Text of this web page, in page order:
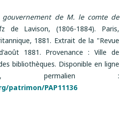
de M. le comte de
de Lavison, (1806-1884). Paris,
1881. Extrait de la "Revue
1881. Provenance : Ville de
bibliothèques. Disponible en ligne
permalien :
patrimon/PAP11136